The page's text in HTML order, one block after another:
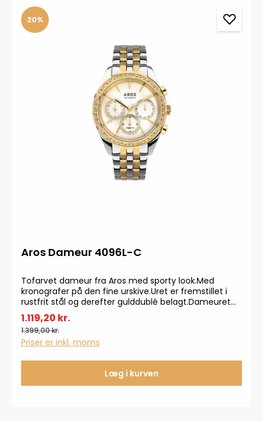
20%
Aros Dameur 4096L-C
Tofarvet dameur fra Aros med sporty look.Med
kronografer på den fine urskive.Uret er fremstillet i
rustfrit stål og derefter gulddublé belagt.Dameuret
kommer med safirglas og en vandtæthed på 50 m.
1.119,20 kr.
1.399,00 kr.
Priser er inkl. moms
Læg i kurven